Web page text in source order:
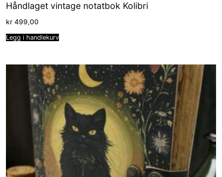
Håndlaget vintage notatbok Kolibri
kr 499,00
Legg i handlekurv